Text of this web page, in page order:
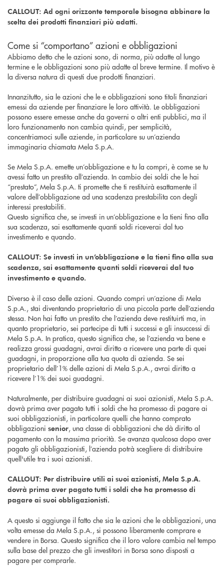
CALLOUT: Ad ogni orizzonte temporale bisogna abbinare la
scelta dei prodotti finanziari più adatti.
Come si “comportano” azioni e obbligazioni
Abbiamo detto che le azioni sono, di norma, più adatte al lungo
termine e le obbligazioni sono più adatte al breve termine. Il motivo è
la diversa natura di questi due prodotti finanziari.
Innanzitutto, sia le azioni che le e obbligazioni sono titoli finanziari
emessi da aziende per finanziare le loro attività. Le obbligazioni
possono essere emesse anche da governi o altri enti pubblici, ma il
loro funzionamento non cambia quindi, per semplicità,
concentriamoci sulle aziende, in particolare su un’azienda
immaginaria chiamata Mela S.p.A.
Se Mela S.p.A. emette un’obbligazione e tu la compri, è come se tu
avessi fatto un prestito all’azienda. In cambio dei soldi che le hai
“prestato”, Mela S.p.A. ti promette che ti restituirà esattamente il
valore dell’obbligazione ad una scadenza prestabilita con degli
interessi prestabiliti.
Questo significa che, se investi in un’obbligazione e la tieni fino alla
sua scadenza, sai esattamente quanti soldi riceverai dal tuo
investimento e quando.
CALLOUT: Se investi in un’obbligazione e la tieni fino alla sua
scadenza, sai esattamente quanti soldi riceverai dal tuo
investimento e quando.
Diverso è il caso delle azioni. Quando compri un’azione di Mela
S.p.A., stai diventando proprietario di una piccola parte dell’azienda
stessa. Non hai fatto un prestito che l’azienda deve restituirti ma, in
quanto proprietario, sei partecipe di tutti i successi e gli insuccessi di
Mela S.p.A. In pratica, questo significa che, se l’azienda va bene e
realizza grossi guadagni, avrai diritto a ricevere una parte di quei
guadagni, in proporzione alla tua quota di azienda. Se sei
proprietario dell’1% delle azioni di Mela S.p.A., avrai diritto a
ricevere l’1% dei suoi guadagni.
Naturalmente, per distribuire guadagni ai suoi azionisti, Mela S.p.A.
dovrà prima aver pagato tutti i soldi che ha promesso di pagare ai
suoi obbligazionisti, in particolare quelli che hanno comprato
obbligazioni senior, una classe di obbligazioni che dà diritto al
pagamento con la massima priorità. Se avanza qualcosa dopo aver
pagato gli obbligazionisti, l’azienda potrà scegliere di distribuire
quell'utile tra i suoi azionisti.
CALLOUT: Per distribuire utili ai suoi azionisti, Mela S.p.A.
dovrà prima aver pagato tutti i soldi che ha promesso di
pagare ai suoi obbligazionisti.
A questo si aggiunge il fatto che sia le azioni che le obbligazioni, una
volta emesse da Mela S.p.A., si possono liberamente comprare e
vendere in Borsa. Questo significa che il loro valore cambia nel tempo
sulla base del prezzo che gli investitori in Borsa sono disposti a
pagare per comprarle.